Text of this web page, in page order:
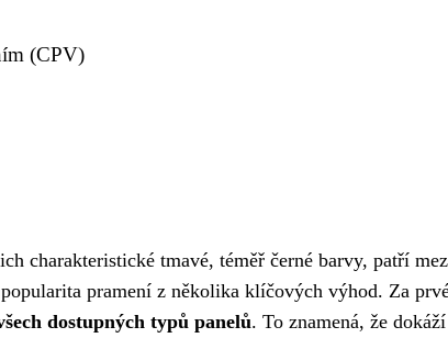
(CPV)
charakteristické tmavé, téměř černé barvy, patří
pramení z několika klíčových výhod. Za
dostupných typů panelů. To znamená, že dokáží